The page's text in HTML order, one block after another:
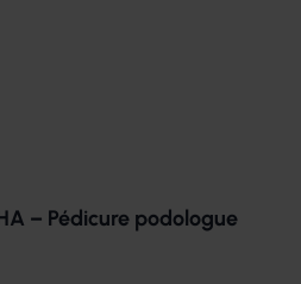
– Pédicure podologue